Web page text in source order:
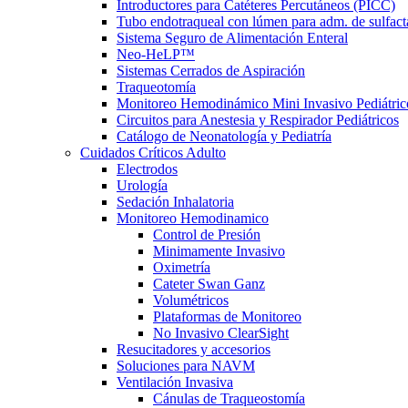
Introductores para Catéteres Percutáneos (PICC)
Tubo endotraqueal con lúmen para adm. de
Sistema Seguro de Alimentación Enteral
Neo-HeLP™
Sistemas Cerrados de Aspiración
Traqueotomía
Monitoreo Hemodinámico Mini Invasivo
Circuitos para Anestesia y Respirador Pediátricos
Catálogo de Neonatología y Pediatría
Cuidados Críticos Adulto
Electrodos
Urología
Sedación Inhalatoria
Monitoreo Hemodinamico
Control de Presión
Minimamente Invasivo
Oximetría
Cateter Swan Ganz
Volumétricos
Plataformas de Monitoreo
No Invasivo ClearSight
Resucitadores y accesorios
Soluciones para NAVM
Ventilación Invasiva
Cánulas de Traqueostomía